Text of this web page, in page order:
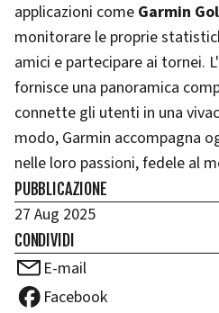
applicazioni come Garmin
monitorare le proprie
amici e partecipare ai tornei. L'
fornisce una panoramica
connette gli utenti in una
modo, Garmin accompagna
nelle loro passioni, fedele al
PUBBLICAZIONE
27 Aug 2025
CONDIVIDI
E-mail
Facebook